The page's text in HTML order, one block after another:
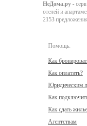
НеДома.ру -
отелей и
2153
Помощь:
Как
Как оплатить?
Юридическим
Как
Как сдать
Агентствам